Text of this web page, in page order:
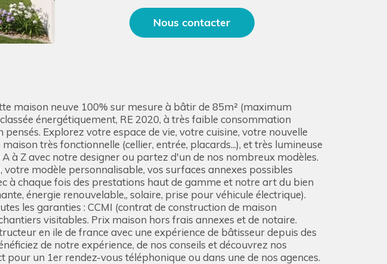
Nous contacter
maison neuve 100% sur mesure à bâtir de 85m² (maximum
énergétiquement, RE 2020, à très faible consommation
Explorez votre espace de vie, votre cuisine, votre nouvelle
très fonctionnelle (cellier, entrée, placards...), et très lumineuse
à Z avec notre designer ou partez d'un de nos nombreux modèles.
modèle personnalisable, vos surfaces annexes possibles
à chaque fois des prestations haut de gamme et notre art du bien
énergie renouvelable,, solaire, prise pour véhicule électrique).
les garanties : CCMI (contrat de construction de maison
visitables. Prix maison hors frais annexes et de notaire.
en ile de france avec une expérience de bâtisseur depuis des
de notre expérience, de nos conseils et découvrez nos
un 1er rendez-vous téléphonique ou dans une de nos agences.